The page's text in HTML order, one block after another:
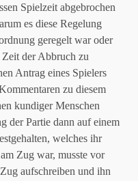
Spielzeit abgebrochen
es diese Regelung
geregelt war oder
der Abbruch zu
Antrag eines Spielers
zu diesem
kundiger Menschen
der Partie dann auf einem
welches ihr
Zug war, musste vor
aufschreiben und ihn